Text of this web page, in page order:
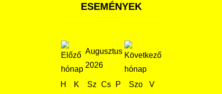
ESEMÉNYEK
Augusztus
2026
H K Sz Cs P Szo
V